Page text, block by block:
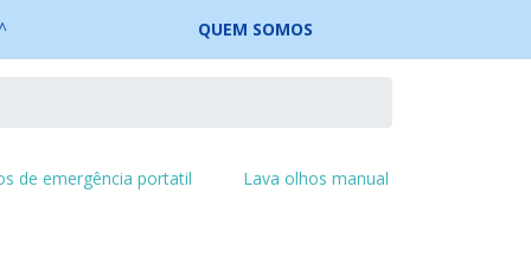
QUEM SOMOS
de emergência portatil Lava olhos manual